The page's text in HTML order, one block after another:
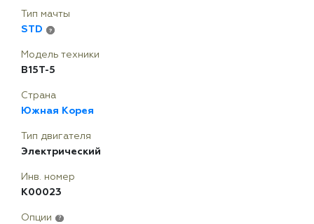
Тип мачты
STD ?
Модель техники
B15T-5
Страна
Южная Корея
Тип двигателя
Электрический
Инв. номер
K00023
Опции ?